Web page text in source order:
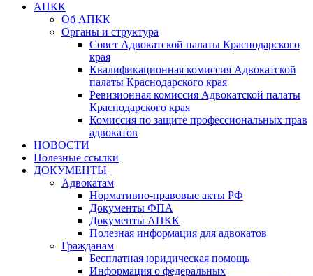
АПКК
Об АПКК
Органы и структура
Совет Адвокатской палаты Краснодарского
края
Квалификационная комиссия Адвокатской
палаты Краснодарского края
Ревизионная комиссия Адвокатской палаты
Краснодарского края
Комиссия по защите профессиональных прав
адвокатов
НОВОСТИ
Полезные ссылки
ДОКУМЕНТЫ
Адвокатам
Нормативно-правовые акты РФ
Документы ФПА
Документы АПКК
Полезная информация для адвокатов
Гражданам
Бесплатная юридическая помощь
Информация о федеральных